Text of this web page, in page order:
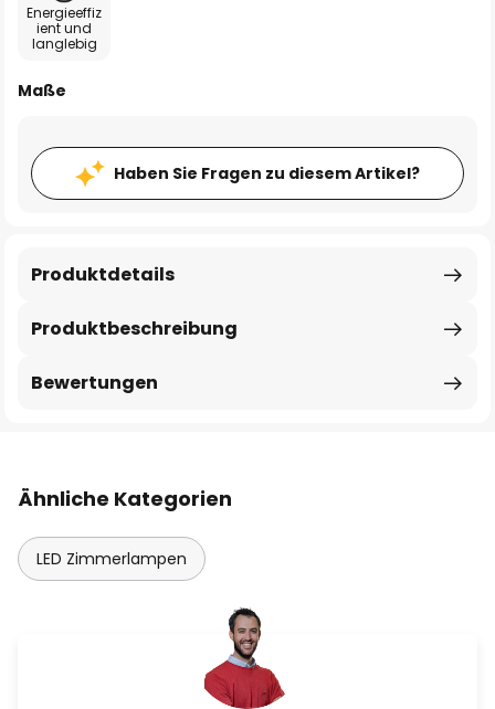
Energieeffiz
ient und
langlebig
Maße
Haben Sie Fragen zu diesem Artikel?
Produktbeschreibung
Produktdetails
Bewertungen
Ähnliche Kategorien
LED Zimmerlampen